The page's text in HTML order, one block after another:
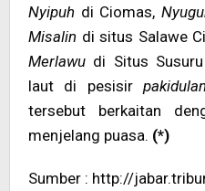
Nyipuh di Ciomas,
Misalin di situs Salawe
Merlawu di Situs
laut di pesisir
tersebut berkaitan
menjelang puasa. (*)
Sumber : http://